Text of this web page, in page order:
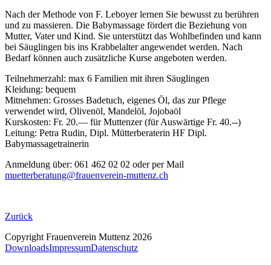
Nach der Methode von F. Leboyer lernen Sie bewusst zu berühren
und zu massieren. Die Babymassage fördert die Beziehung von
Mutter, Vater und Kind. Sie unterstützt das Wohlbefinden und kann
bei Säuglingen bis ins Krabbelalter angewendet werden. Nach
Bedarf können auch zusätzliche Kurse angeboten werden.
Teilnehmerzahl: max 6 Familien mit ihren Säuglingen
Kleidung: bequem
Mitnehmen: Grosses Badetuch, eigenes Öl, das zur Pflege
verwendet wird, Olivenöl, Mandelöl, Jojobaöl
Kurskosten: Fr. 20.— für Muttenzer (für Auswärtige Fr. 40.‐‐)
Leitung: Petra Rudin, Dipl. Mütterberaterin HF Dipl.
Babymassagetrainerin
Anmeldung über: 061 462 02 02 oder per Mail
muetterberatung@frauenverein‐muttenz.ch
Zurück
Copyright Frauenverein Muttenz 2026
DownloadsImpressumDatenschutz